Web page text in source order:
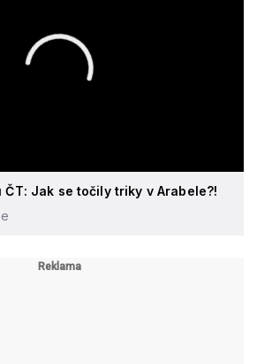
ČT: Jak se točily triky v Arabele?!